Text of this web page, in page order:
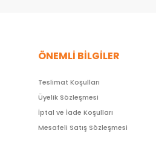
ÖNEMLİ BİLGİLER
Teslimat Koşulları
Üyelik Sözleşmesi
İptal ve İade Koşulları
Mesafeli Satış Sözleşmesi